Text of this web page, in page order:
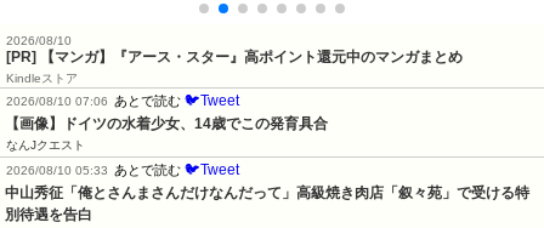
2026/08/10
[PR] 【マンガ】『アース・スター』高ポイント還元中のマンガまとめ
Kindleストア
2026/08/10 07:06
あとで読む 🐦Tweet
【画像】ドイツの水着少女、14歳でこの発育具合
なんJクエスト
2026/08/10 05:33
あとで読む 🐦Tweet
中山秀征「俺とさんまさんだけなんだって」高級焼き肉店「叙々苑」で受ける特
別待遇を告白